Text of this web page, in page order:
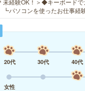
パソコンを使ったお仕事経
20代
30代 40代
女性